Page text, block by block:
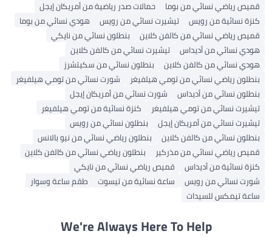
قميص رياضي نسائي من بوما
حمالات صدر رياضية من أمريكان إيجل
كنزة نسائية من رويس
تيشيرت نسائي من رويس
هودي نسائي من بوما
قميص رياضي نسائي من كالفن كلاين
بنطلون نسائي من نايكي
هودي نسائي من أديداس
تيشيرت نسائي من كالفن كلاين
هودي نسائي من كالفن كلاين
بنطلون نسائي من سكيتشرز
بنطلون رياضي نسائي من تومي هيلفيغر
شورت نسائي من تومي هيلفيغر
بنطلون نسائي من أديداس
شورت نسائي من أمريكان إيجل
تيشيرت نسائي من تومي هيلفيغر
كنزة نسائية من تومي هيلفيغر
تيشيرت نسائي من أمريكان إيجل
بنطلون نسائي من رويس
بنطلون نسائي من كالفن كلاين
بنطلون رياضي نسائي من نيو بالانس
قميص رياضي نسائي من مذركير
بنطلون رياضي نسائي من كالفن كلاين
كنزة نسائية من أديداس
قميص رياضي نسائي من نايكي
شورت نسائي من رويس
ساعة نسائية من تيسوت
طقم ساعة وسوار
ساعة تيمكس للسيدات
We're Always Here To Help